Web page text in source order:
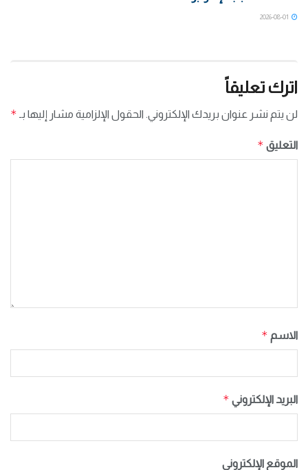
اترك تعليقاً
لن يتم نشر عنوان بريدك الإلكتروني. الحقول الإلزامية مشار إليها بـ *
التعليق *
الاسم *
البريد الإلكتروني *
الموقع الإلكتروني